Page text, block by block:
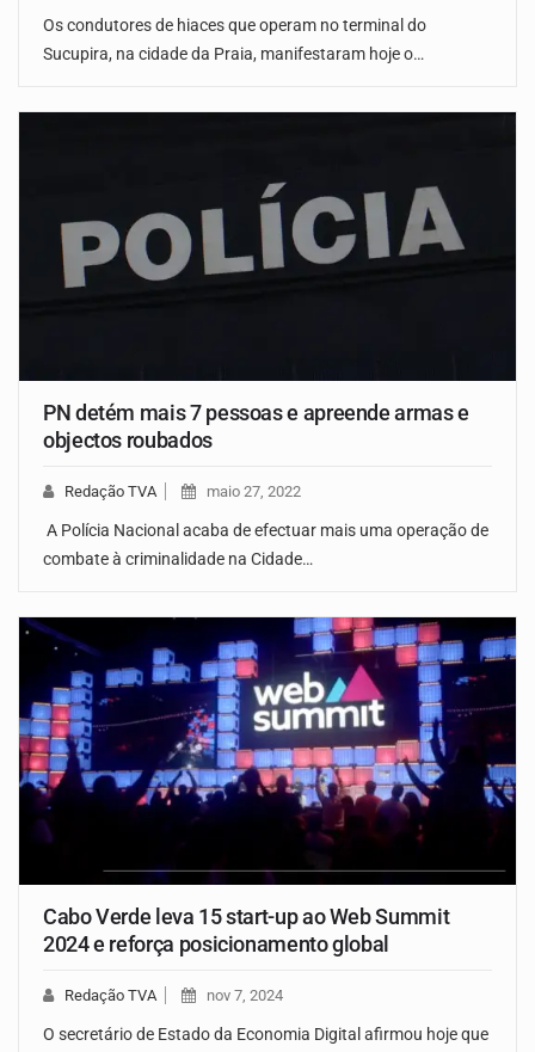
Os condutores de hiaces que operam no terminal do
Sucupira, na cidade da Praia, manifestaram hoje o…
PN detém mais 7 pessoas e apreende armas e
objectos roubados
Redação TVA maio 27, 2022
A Polícia Nacional acaba de efectuar mais uma operação de
combate à criminalidade na Cidade…
Cabo Verde leva 15 start-up ao Web Summit
2024 e reforça posicionamento global
Redação TVA nov 7, 2024
O secretário de Estado da Economia Digital afirmou hoje que